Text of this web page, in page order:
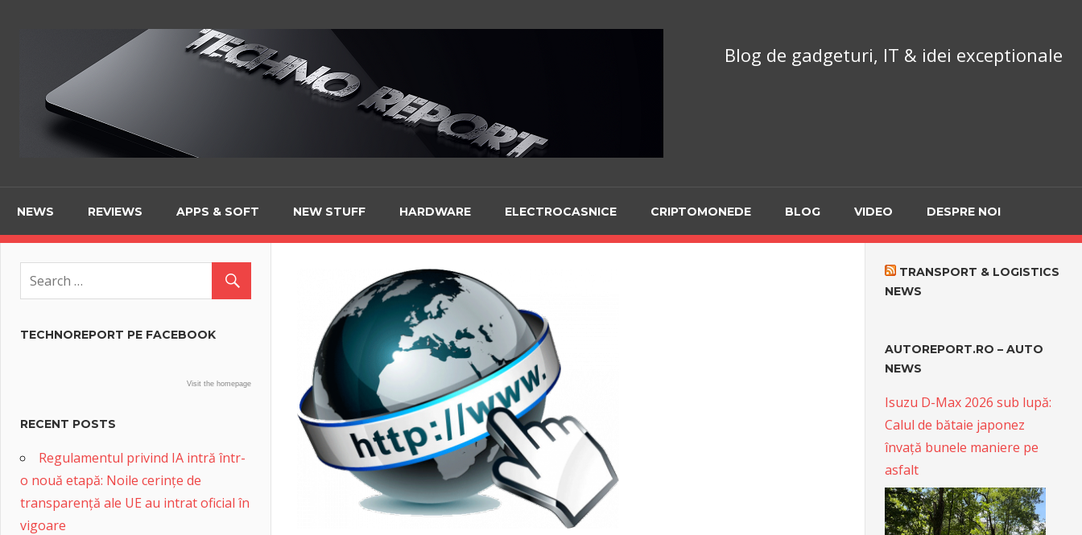
TechnoReport.ro
Blog de gadgeturi, IT & idei exceptionale
NEWS REVIEWS APPS & SOFT NEW STUFF HARDWARE ELECTROCASNICE CRIPTOMONEDE BLOG VIDEO DESPRE NOI
TECHNOREPORT PE FACEBOOK
Visit the homepage
RECENT POSTS
Regulamentul privind IA intră într-
o nouă etapă: Noile cerințe de
transparență ale UE au intrat oficial în
vigoare
TRANSPORT & LOGISTICS
NEWS
AUTOREPORT.RO – AUTO
NEWS
Isuzu D-Max 2026 sub lupă:
Calul de bătaie japonez
învață bunele maniere pe
asfalt